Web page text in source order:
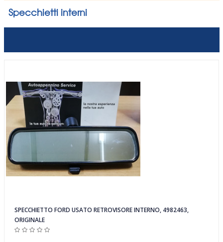
Specchietti interni
SPECCHIETTO FORD USATO RETROVISORE INTERNO, 4982463,
ORIGINALE